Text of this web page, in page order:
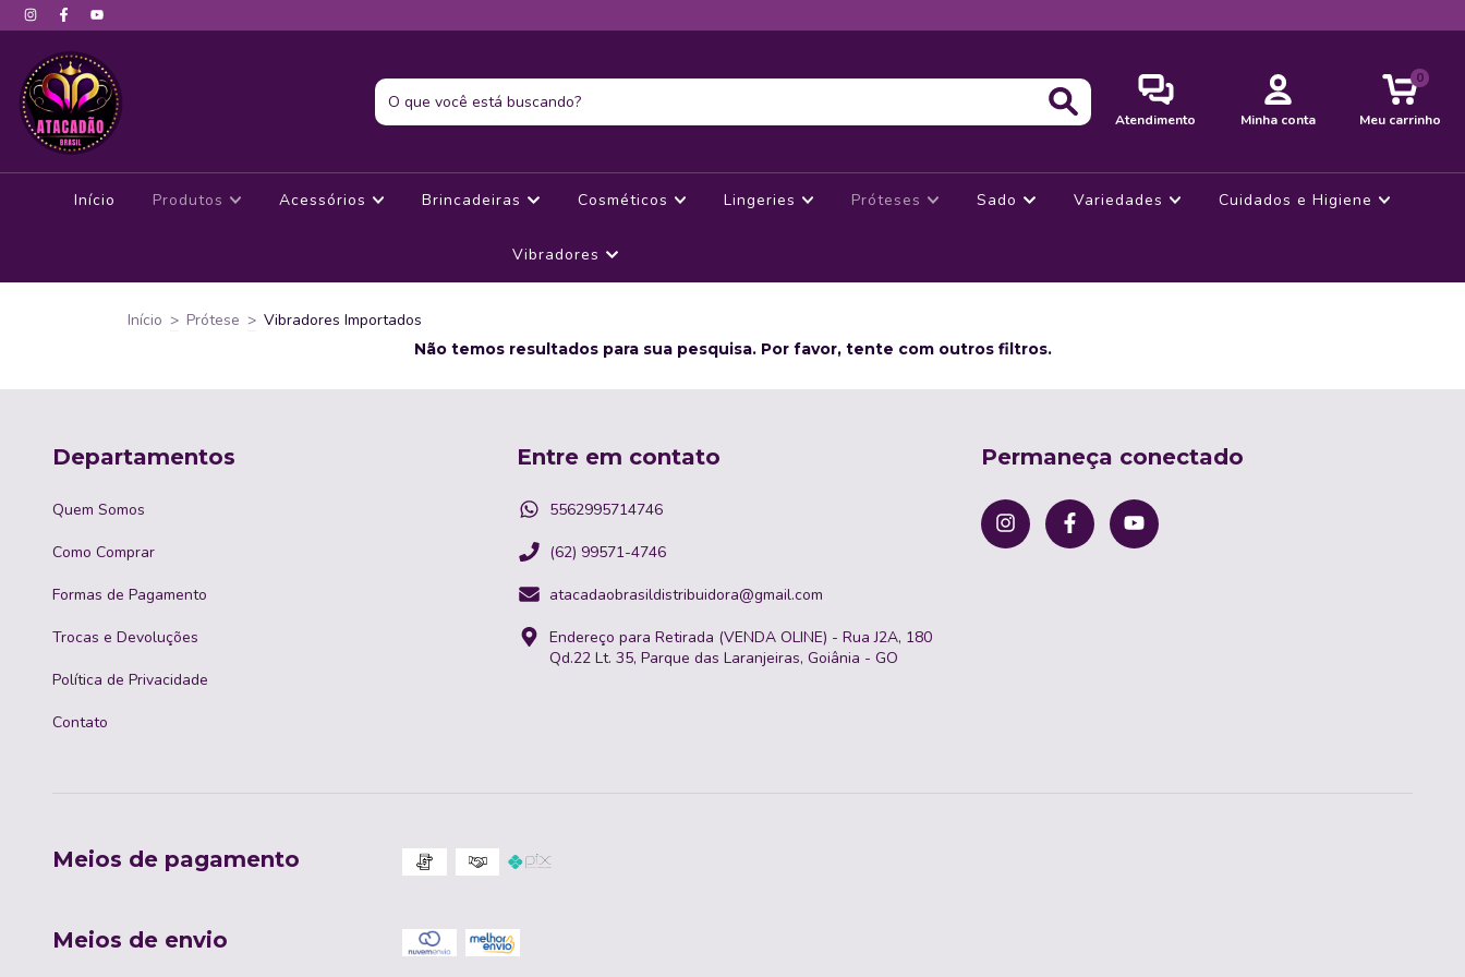
Atendimento Minha conta Meu carrinho
0
Início Produtos Acessórios Brincadeiras Cosméticos Lingeries Próteses Sado Variedades Cuidados e Higiene
Vibradores
Início > Prótese > Vibradores Importados
Não temos resultados para sua pesquisa. Por favor, tente com outros filtros.
Departamentos
Quem Somos
Como Comprar
Formas de Pagamento
Trocas e Devoluções
Política de Privacidade
Contato
Entre em contato
5562995714746
(62) 99571-4746
atacadaobrasildistribuidora@gmail.com
Endereço para Retirada (VENDA OLINE) - Rua J2A, 180
Qd.22 Lt. 35, Parque das Laranjeiras, Goiânia - GO
Permaneça conectado
Meios de pagamento
Meios de envio